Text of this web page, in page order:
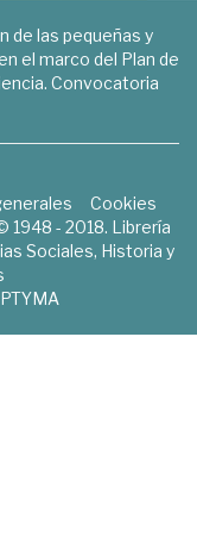
de las pequeñas y
el marco del Plan de
Convocatoria
Cookies
1948 - 2018. Librería
Sociales, Historia y